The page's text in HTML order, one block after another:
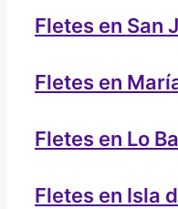
Fletes en San
Fletes en
Fletes en Lo
Fletes en Isla